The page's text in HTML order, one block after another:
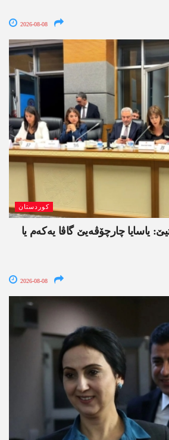
2026-08-08
کوردستان
یاسایا چارچۆڤەیێ گاڤا یەکەم یا
2026-08-08